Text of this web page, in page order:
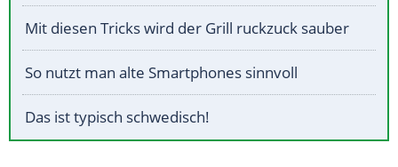
Mit diesen Tricks wird der Grill ruckzuck sauber
So nutzt man alte Smartphones sinnvoll
Das ist typisch schwedisch!